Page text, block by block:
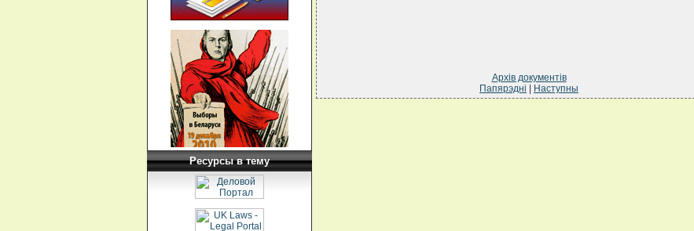
Ресурсы в тему
Архів документів
Папярэдні
Наступны